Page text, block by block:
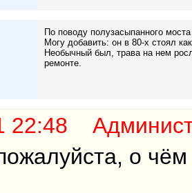
По поводу полузасыпанного
Могу добавить: он в 80-х стоял
Необычный был, трава на нем
ремонте.
22:48
о